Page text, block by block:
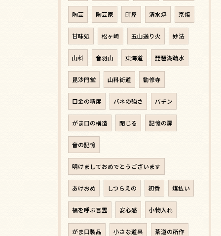
陶芸 陶芸家 町屋 清水焼 京焼
甘味処 松ヶ崎 五山送り火 妙法
山科 音羽山 東海道 琵琶湖疏水
毘沙門堂 山科街道 勧修寺
口金の精度 バネの強さ パチン
がま口の構造 閉じる 記憶の扉
音の記憶
明けましておめでとうございます
あけおめ しつらえの 初香 煤払い
福を呼ぶ言霊 安心感 小物入れ
がま口製品 小さな道具 茶道の所作